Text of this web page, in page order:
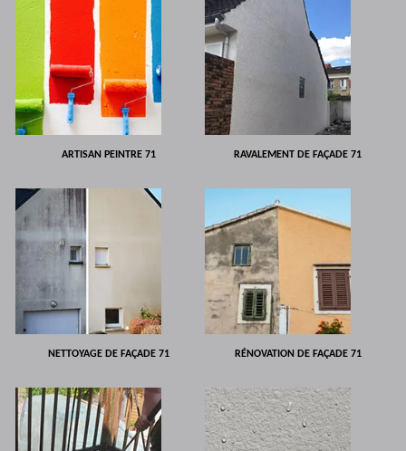
ARTISAN PEINTRE 71 RAVALEMENT DE FAÇADE 71
NETTOYAGE DE FAÇADE 71 RÉNOVATION DE FAÇADE 71